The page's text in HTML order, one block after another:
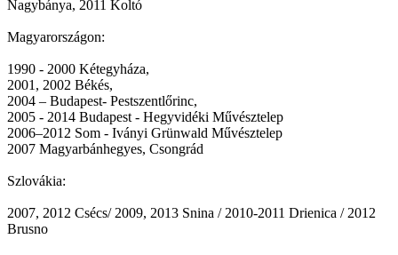
Nagybánya, 2011 Koltó
Magyarországon:
1990 - 2000 Kétegyháza,
2001, 2002 Békés,
2004 – Budapest- Pestszentlőrinc,
2005 - 2014 Budapest - Hegyvidéki Művésztelep
2006–2012 Som - Iványi Grünwald Művésztelep
2007 Magyarbánhegyes, Csongrád
Szlovákia:
2007, 2012 Csécs/ 2009, 2013 Snina / 2010-2011 Drienica / 2012
Brusno